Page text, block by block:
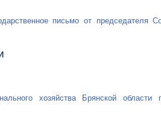
письмо от председателя
хозяйства Брянской области